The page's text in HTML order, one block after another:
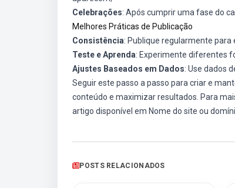
Celebrações: Após cumprir uma fase do
Melhores Práticas de Publicação
Consistência: Publique regularmente para
Teste e Aprenda: Experimente diferentes
Ajustes Baseados em Dados: Use dados
Seguir este passo a passo para criar e
conteúdo e maximizar resultados. Para
artigo disponível em Nome do site ou
POSTS RELACIONADOS